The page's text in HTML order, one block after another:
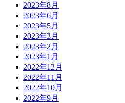
2023年8月
2023年6月
2023年5月
2023年3月
2023年2月
2023年1月
2022年12月
2022年11月
2022年10月
2022年9月